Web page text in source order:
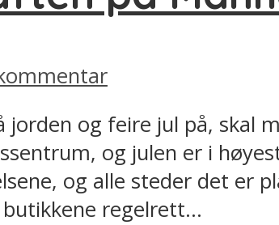
og feire jul på, skal
og julen er i
og alle steder det er
regelrett...